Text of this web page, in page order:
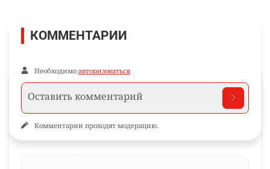
КОММЕНТАРИИ
Необходимо авторизоваться
Комментарии проходят модерацию.